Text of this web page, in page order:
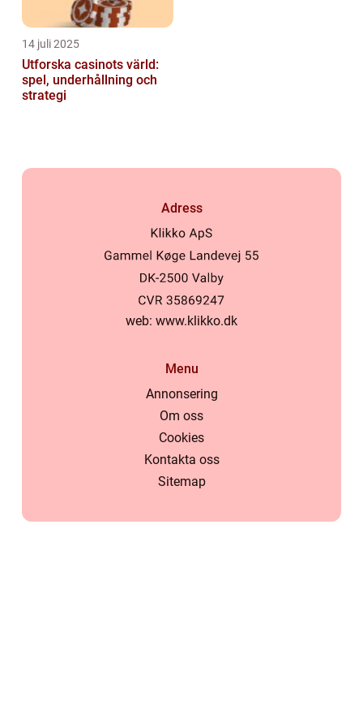
14 juli 2025
Utforska casinots värld:
spel, underhållning och
strategi
Adress
web: www.klikko.dk
Menu
Annonsering
Om oss
Cookies
Kontakta oss
Sitemap